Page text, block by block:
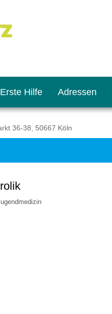
Erste Hilfe Adressen
36-38, 50667 Köln